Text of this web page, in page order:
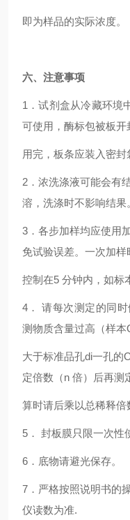
即为样品的实际浓度。
六、 注意事项
1．试剂盒从冷藏环境
可使用，酶标包被板开
用完，板条应装入密封
2．浓洗涤液可能会有
溶，洗涤时不影响结果
3．各步加样均应使用
免试验误差。一次加样
控制在5 分钟内，如标
4． 请每次测定的同
测物质含量过高（样本
大于标准品孔di一孔的
定倍数（n 倍）后再测
算时请后乘以总稀释倍
5． 封板膜只限一次性
6．底物请避光保存。
7．严格按照说明书的
仪读数为准.